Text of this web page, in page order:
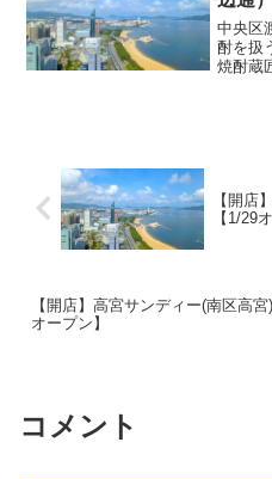
中央区
酎を扱
焼酎蔵
【開店
【1/29
【開店】高宮サンディー(南区高
オープン】
コメント